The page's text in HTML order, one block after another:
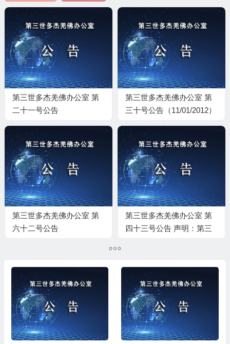
第三世多杰羌佛办公室 第
二十一号公告
第三世多杰羌佛办公室 第
三十号公告（11/01/2012）
第三世多杰羌佛办公室 第
六十二号公告
第三世多杰羌佛办公室 第
四十三号公告 声明：第三